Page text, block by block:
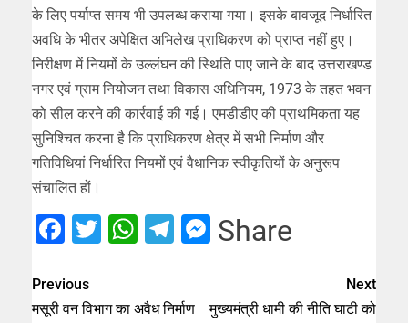
के लिए पर्याप्त समय भी उपलब्ध कराया गया। इसके बावजूद निर्धारित
अवधि के भीतर अपेक्षित अभिलेख प्राधिकरण को प्राप्त नहीं हुए।
निरीक्षण में नियमों के उल्लंघन की स्थिति पाए जाने के बाद उत्तराखण्ड
नगर एवं ग्राम नियोजन तथा विकास अधिनियम, 1973 के तहत भवन
को सील करने की कार्रवाई की गई। एमडीडीए की प्राथमिकता यह
सुनिश्चित करना है कि प्राधिकरण क्षेत्र में सभी निर्माण और
गतिविधियां निर्धारित नियमों एवं वैधानिक स्वीकृतियों के अनुरूप
संचालित हों।
Facebook
Twitter
WhatsApp
Telegram
Messenger
Share
Previous
मसूरी वन विभाग का अवैध निर्माण
Next
मुख्यमंत्री धामी की नीति घाटी को